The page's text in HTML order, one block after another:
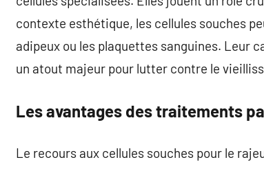
contexte esthétique, les cellules souches
adipeux ou les plaquettes sanguines. Leur
un atout majeur pour lutter contre le
Les avantages des traitements
Le recours aux cellules souches pour le